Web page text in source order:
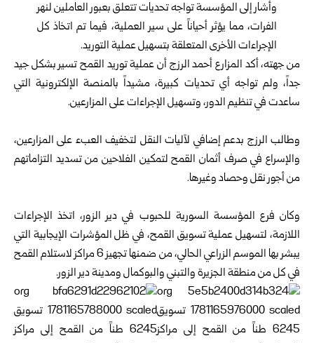
وأشار إلى المؤسسة تواجه تحديات تتعلق بعبور العاملين لنهر
الفرات، مما يؤثر أحياناً على سير العملية، فيما تم اتخاذ كل
الإجراءات الأخرى المتعلقة بتسهيل عملية التوريد.
من جهته، أكد المزارع أحمد الرزج أن عملية توريد القمح تسير بشكل جيد
جداً، ولم تواجه أي تحديات كبيرة، مشيداً بالمنصة الإلكترونية التي
ساعدت في تنظيم الدور، وتسهيل الإجراءات على المزارعين.
وطالب الرزج بدعم إضافي لآليات النقل لتخفيف العبء على المزارعين،
والإسراع في صرف أثمان القمح لتمكين الفلاحين من تسديد التزاماتهم
من أجور نقل وحصاد وغيرها.
وكان فرع المؤسسة السورية للحبوب في دير الزور، اتخذ الإجراءات
اللازمة، لتسهيل عملية تسويق القمح، في ظل المؤشرات الإيجابية التي
يبشر بها الموسم الزراعي الحالي، من ضمنها تجهيز 6 مراكز لاستلام القمح
في كل من منطقة الجزيرة والتبني والبوكمال ومدينة دير الزور.